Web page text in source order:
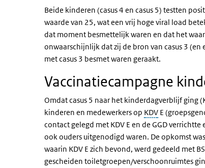
Beide kinderen (casus 4 en casus 5) testten
waarde van 25, wat een vrij hoge viral load
dat moment besmettelijk waren en dat het
onwaarschijnlijk dat zij de bron van casus 3
met casus 3 besmet waren geraakt.
Vaccinatiecampagne
Omdat casus 5 naar het kinderdagverblijf ging
kinderen en medewerkers op KDV E
contact gelegd met KDV E en de GGD
ook ouders uitgenodigd waren. De opkomst
waarin KDV E zich bevond, werd gedeeld met
gescheiden toiletgroepen/verschoonruimtes